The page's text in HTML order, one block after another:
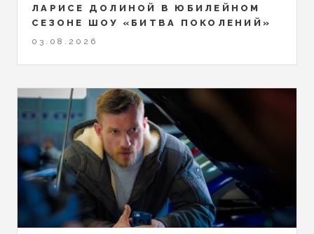
ЛАРИСЕ ДОЛИНОЙ В ЮБИЛЕЙНОМ
СЕЗОНЕ ШОУ «БИТВА ПОКОЛЕНИЙ»
03.08.2026